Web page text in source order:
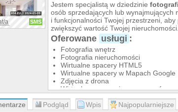
a SMS
Jestem specjalistą w dziedzinie
osób sprzedających lub wynajmujących
i funkcjonalności Twojej przestrzeni,
zwiększyć wartość Twojej nieruchomości.
Oferowane usługi :
Fotografia wnętrz
Fotografia nieruchomości
Wirtualne spacery HTML5
Wirtualne spacery w Mapach Google
Zdjęcia z drona
Wirtualne spacery i panoramy
Wideo z drona
Opinie klientów:
Podgląd Wpis Najpopularniejsze